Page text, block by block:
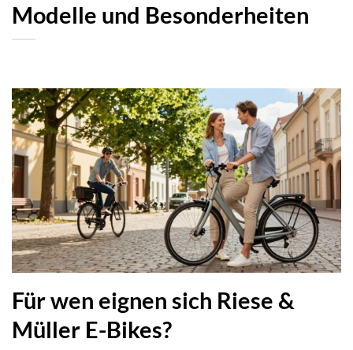
Modelle und Besonderheiten
Für wen eignen sich Riese &
Müller E-Bikes?